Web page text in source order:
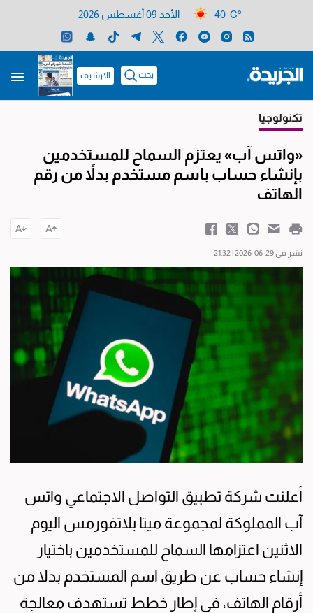
40 C° الأحد 09 أغسطس 2026
بحث الارشيف
تكنولوجيا
«واتس آب» يعتزم السماح للمستخدمين
بإنشاء حساب باسم مستخدم بدلاً من رقم
الهاتف
نشر في 29-06-2026 | 21:32
أعلنت شركة تطبيق التواصل الاجتماعي واتس
آب المملوكة لمجموعة ميتا بلاتفورمس اليوم
الاثنين اعتزامها السماح للمستخدمين باختيار
إنشاء حساب عن طريق اسم المستخدم بدلا من
أرقام الهاتف، في إطار خطط تستهدف معالجة